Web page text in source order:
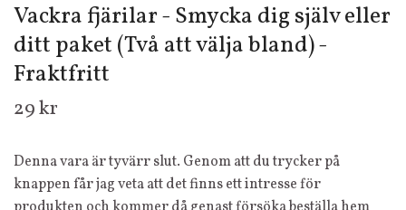
Vackra fjärilar - Smycka dig själv eller
ditt paket (Två att välja bland) -
Fraktfritt
29 kr
Denna vara är tyvärr slut. Genom att du trycker på
knappen får jag veta att det finns ett intresse för